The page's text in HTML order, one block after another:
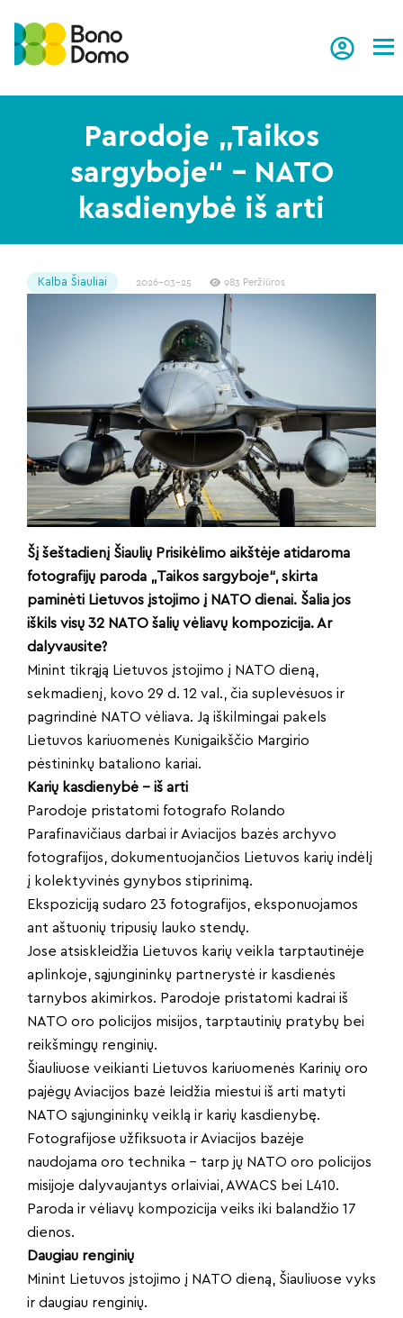
Parodoje „Taikos
sargyboje“ – NATO
kasdienybė iš arti
Kalba Šiauliai 2026-03-25 983 Peržiūros
Šį šeštadienį Šiaulių Prisikėlimo aikštėje atidaroma
fotografijų paroda „Taikos sargyboje“, skirta
paminėti Lietuvos įstojimo į NATO dienai. Šalia jos
iškils visų 32 NATO šalių vėliavų kompozicija. Ar
dalyvausite?
Minint tikrąją Lietuvos įstojimo į NATO dieną,
sekmadienį, kovo 29 d. 12 val., čia suplevėsuos ir
pagrindinė NATO vėliava. Ją iškilmingai pakels
Lietuvos kariuomenės Kunigaikščio Margirio
pėstininkų bataliono kariai.
Karių kasdienybė – iš arti
Parodoje pristatomi fotografo Rolando
Parafinavičiaus darbai ir Aviacijos bazės archyvo
fotografijos, dokumentuojančios Lietuvos karių indėlį
į kolektyvinės gynybos stiprinimą.
Ekspoziciją sudaro 23 fotografijos, eksponuojamos
ant aštuonių tripusių lauko stendų.
Jose atsiskleidžia Lietuvos karių veikla tarptautinėje
aplinkoje, sąjungininkų partnerystė ir kasdienės
tarnybos akimirkos. Parodoje pristatomi kadrai iš
NATO oro policijos misijos, tarptautinių pratybų bei
reikšmingų renginių.
Šiauliuose veikianti Lietuvos kariuomenės Karinių oro
pajėgų Aviacijos bazė leidžia miestui iš arti matyti
NATO sąjungininkų veiklą ir karių kasdienybę.
Fotografijose užfiksuota ir Aviacijos bazėje
naudojama oro technika – tarp jų NATO oro policijos
misijoje dalyvaujantys orlaiviai, AWACS bei L410.
Paroda ir vėliavų kompozicija veiks iki balandžio 17
dienos.
Daugiau renginių
Minint Lietuvos įstojimo į NATO dieną, Šiauliuose vyks
ir daugiau renginių.